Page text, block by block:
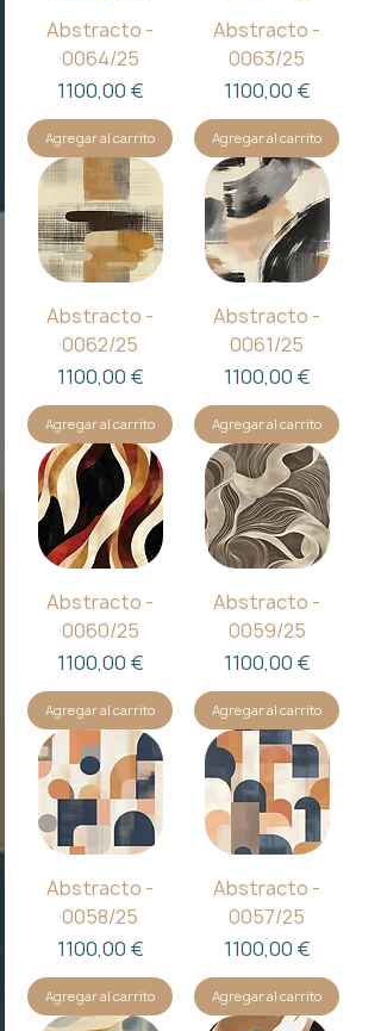
Abstracto -
0064/25
Precio
1100,00 €
Agregar al carrito
Abstracto -
0063/25
Precio
1100,00 €
Agregar al carrito
Abstracto -
0062/25
Precio
1100,00 €
Agregar al carrito
Abstracto -
0061/25
Precio
1100,00 €
Agregar al carrito
Abstracto -
0060/25
Precio
1100,00 €
Agregar al carrito
Abstracto -
0059/25
Precio
1100,00 €
Agregar al carrito
Abstracto -
0058/25
Precio
1100,00 €
Agregar al carrito
Abstracto -
0057/25
Precio
1100,00 €
Agregar al carrito